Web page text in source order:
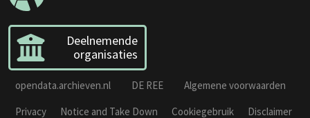
Deelnemende
organisaties
opendata.archieven.nl DE REE
Algemene voorwaarden
Privacy
Notice and Take Down Cookiegebruik
Disclaimer